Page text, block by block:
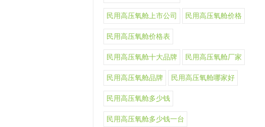
民用高压氧舱上市公司 民用高压氧舱价格
民用高压氧舱价格表
民用高压氧舱十大品牌 民用高压氧舱厂家
民用高压氧舱品牌 民用高压氧舱哪家好
民用高压氧舱多少钱
民用高压氧舱多少钱一台